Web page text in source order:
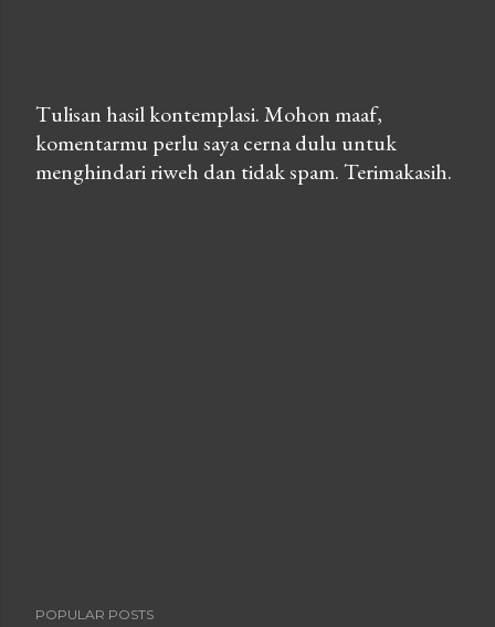
P
o
Tulisan hasil kontemplasi. Mohon maaf,
komentarmu perlu saya cerna dulu untuk
menghindari riweh dan tidak spam. Terimakasih.
POPULAR POSTS